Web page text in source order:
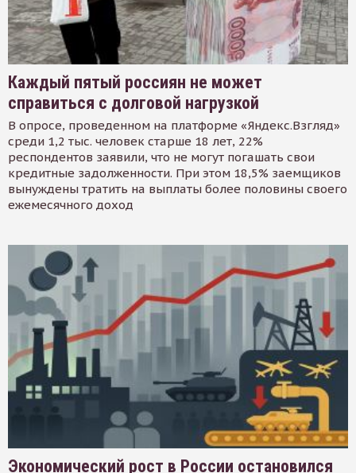
Каждый пятый россиян не может
справиться с долговой нагрузкой
В опросе, проведенном на платформе «Яндекс.Взгляд»
среди 1,2 тыс. человек старше 18 лет, 22%
респондентов заявили, что не могут погашать свои
кредитные задолженности. При этом 18,5% заемщиков
вынуждены тратить на выплаты более половины своего
ежемесячного доход
Экономический рост в России остановился